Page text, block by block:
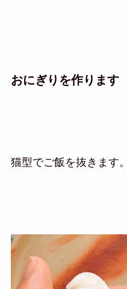
おにぎりを作ります
猫型でご飯を抜きます。